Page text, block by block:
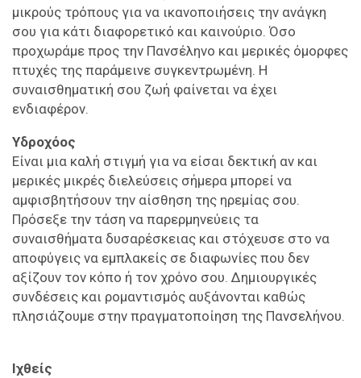
μικρούς τρόπους για να ικανοποιήσεις την ανάγκη
σου για κάτι διαφορετικό και καινούριο. Όσο
προχωράμε προς την Πανσέληνο και μερικές όμορφες
πτυχές της παράμεινε συγκεντρωμένη. Η
συναισθηματική σου ζωή φαίνεται να έχει
ενδιαφέρον.
Υδροχόος
Είναι μια καλή στιγμή για να είσαι δεκτική αν και
μερικές μικρές διελεύσεις σήμερα μπορεί να
αμφισβητήσουν την αίσθηση της ηρεμίας σου.
Πρόσεξε την τάση να παρερμηνεύεις τα
συναισθήματα δυσαρέσκειας και στόχευσε στο να
αποφύγεις να εμπλακείς σε διαφωνίες που δεν
αξίζουν τον κόπο ή τον χρόνο σου. Δημιουργικές
συνδέσεις και ρομαντισμός αυξάνονται καθώς
πλησιάζουμε στην πραγματοποίηση της Πανσελήνου.
Ιχθείς